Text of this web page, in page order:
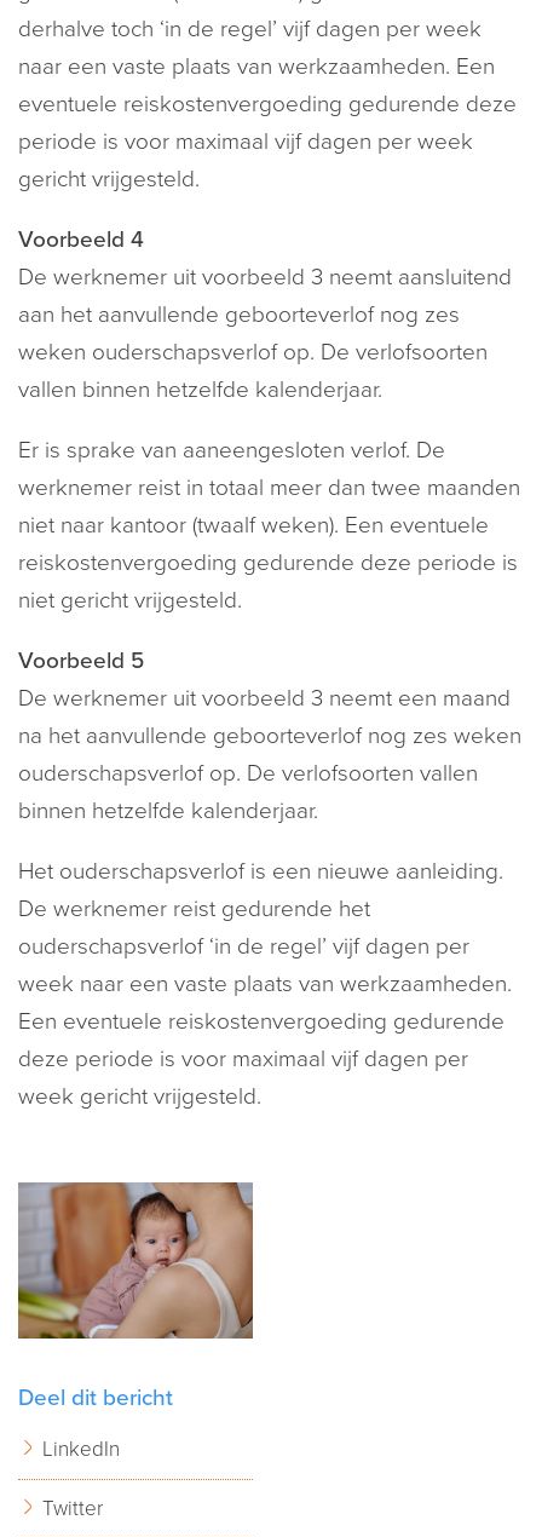
derhalve toch ‘in de regel’ vijf dagen per week
naar een vaste plaats van werkzaamheden. Een
eventuele reiskostenvergoeding gedurende deze
periode is voor maximaal vijf dagen per week
gericht vrijgesteld.
Voorbeeld 4
De werknemer uit voorbeeld 3 neemt aansluitend
aan het aanvullende geboorteverlof nog zes
weken ouderschapsverlof op. De verlofsoorten
vallen binnen hetzelfde kalenderjaar.
Er is sprake van aaneengesloten verlof. De
werknemer reist in totaal meer dan twee maanden
niet naar kantoor (twaalf weken). Een eventuele
reiskostenvergoeding gedurende deze periode is
niet gericht vrijgesteld.
Voorbeeld 5
De werknemer uit voorbeeld 3 neemt een maand
na het aanvullende geboorteverlof nog zes weken
ouderschapsverlof op. De verlofsoorten vallen
binnen hetzelfde kalenderjaar.
Het ouderschapsverlof is een nieuwe aanleiding.
De werknemer reist gedurende het
ouderschapsverlof ‘in de regel’ vijf dagen per
week naar een vaste plaats van werkzaamheden.
Een eventuele reiskostenvergoeding gedurende
deze periode is voor maximaal vijf dagen per
week gericht vrijgesteld.
Deel dit bericht
LinkedIn
Twitter